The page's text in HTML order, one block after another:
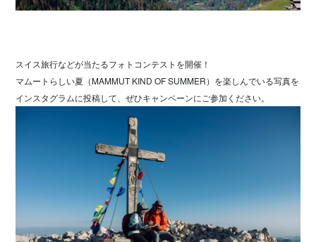
スイス旅行などが当たるフォトコンテストを開催！
マムートらしい夏（MAMMUT KIND OF SUMMER）を楽しんでいる写真を
インスタグラムに投稿して、ぜひキャンペーンにご参加ください。